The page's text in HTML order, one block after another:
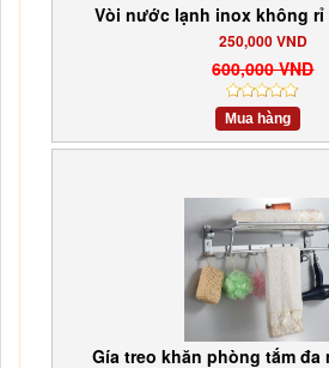
Vòi nước lạnh inox không
250,000 VND
600,000 VND
Mua hàng
Gía treo khăn phòng tắm đa